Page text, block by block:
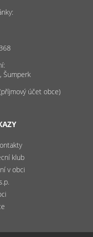
Šumperk
účet obce)
klub
v obci